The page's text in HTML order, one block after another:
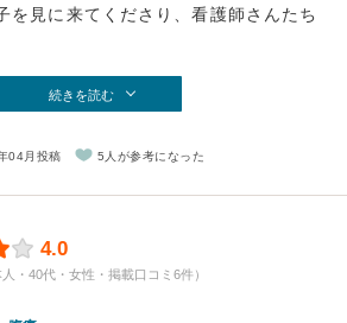
を見に来てくださり、看護師さんたち
続きを読む
04月投稿 5人が参考になった
4.0
・40代・女性・掲載口コミ6件）